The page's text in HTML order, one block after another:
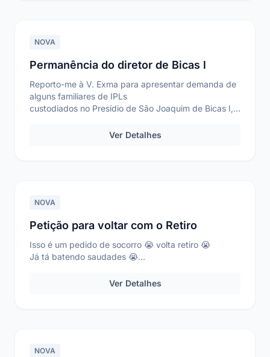
NOVA
Permanência do diretor de Bicas l
Reporto-me à V. Exma para apresentar demanda de
alguns familiares de IPLs
custodiados no Presídio de São Joaquim de Bicas I,
Ver Detalhes
NOVA
Petição para voltar com o Retiro
Isso é um pedido de socorro 😭 volta retiro 😭
Já tá batendo saudades 😭...
Ver Detalhes
NOVA